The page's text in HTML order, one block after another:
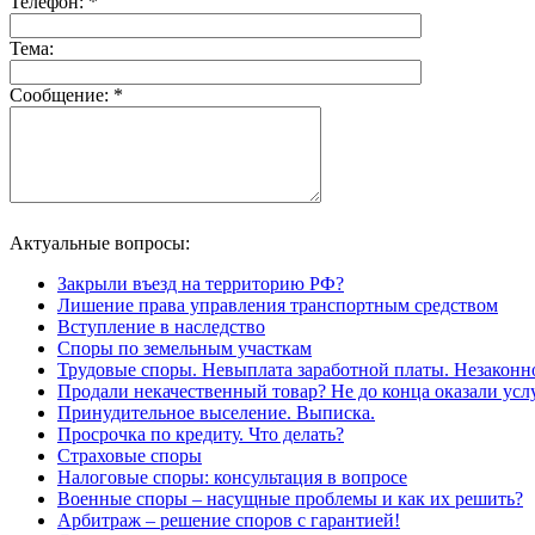
Тема:
Сообщение: *
Актуальные вопросы:
Закрыли въезд на территорию РФ?
Лишение права управления транспортным средством
Вступление в наследство
Споры по земельным участкам
Трудовые споры. Невыплата заработной платы.
Продали некачественный товар? Не до конца оказали
Принудительное выселение. Выписка.
Просрочка по кредиту. Что делать?
Страховые споры
Налоговые споры: консультация в вопросе
Военные споры – насущные проблемы и как их решить?
Арбитраж – решение споров с гарантией!